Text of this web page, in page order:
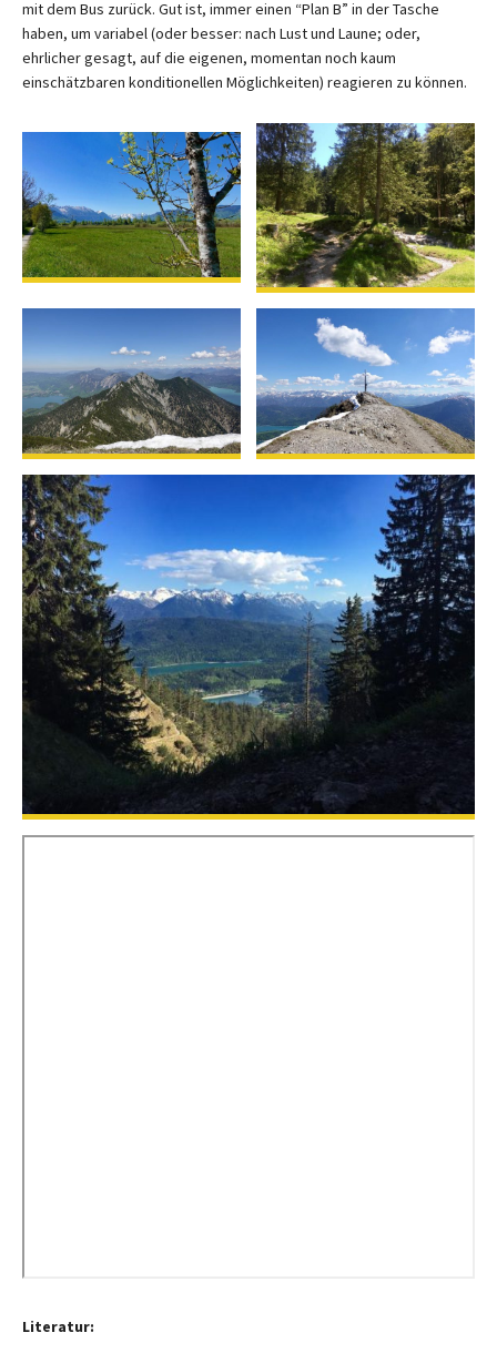
mit dem Bus zurück. Gut ist, immer einen “Plan B” in der Tasche
haben, um variabel (oder besser: nach Lust und Laune; oder,
ehrlicher gesagt, auf die eigenen, momentan noch kaum
einschätzbaren konditionellen Möglichkeiten) reagieren zu können.
Literatur: